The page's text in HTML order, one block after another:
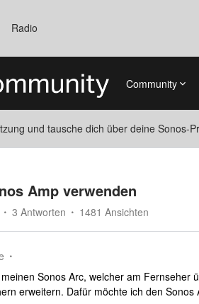
Radio
Community
und tausche dich über deine Sonos-
Amp verwenden
3 Antworten 1481 Ansichten
Sonos Arc, welcher am Fernseher
erweitern. Dafür möchte ich den Sonos